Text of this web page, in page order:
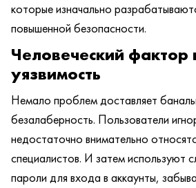
которые изначально
повышенной безопасности.
Человеческий фактор
уязвимость
Немало проблем доставляет
безалаберность. Пользователи
недостаточно внимательно
специалистов. И затем используют
пароли для входа в аккаунты,